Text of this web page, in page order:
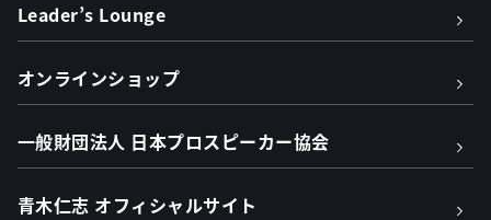
Leader’s Lounge
オンラインショップ
一般財団法人 日本プロスピーカー協会
青木仁志 オフィシャルサイト